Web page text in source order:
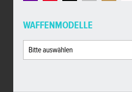
WAFFENMODELLE